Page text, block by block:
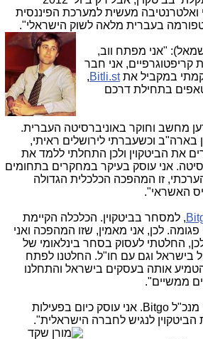
ואלטרנטיבה מעשית למערכת הפיננסית
בעברית מלאה לשוק הישראלי".
"אני מפתח ווב,
אני חבר
במקביל אתBitli.st
,
בתחילת דרכם
מחשב וחוקר באוניברסיטה העברית.
בארה"ב וכשעברתי לירושלים ראיתי,
את הביטקוין ולכן התחלתי ללמד את
אני עוסק בעיקר במחקרים בתחומים
זו המהפכה הכלכלית הגדולה
האשראי".
, למסחר בביטקוין. הכלכלה הקיימת
לכן, אני מאמין, שזו המהפכה ואני
החלטתי לעסוק בסחר בינלאומי של
בישראל וגם עם חו"ל. החלטנו לפתח
אותה בעסקים בישראל והתחלנו
ממשיים".
: "אני מנכ"ל Bitgo. אני עוסק כיום בפעילות
הביטקוין לנגיש לחברה הישראלית".